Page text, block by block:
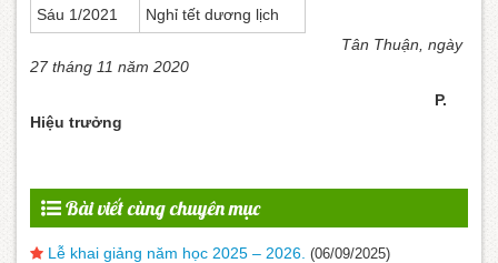
Sáu 1/2021
Nghỉ tết dương lịch
Tân Thuận, ngày
27 tháng 11 năm 2020
P.
Hiệu trưởng
Bài viết cùng chuyên mục
Lễ khai giảng năm học 2025 – 2026. (06/09/2025)